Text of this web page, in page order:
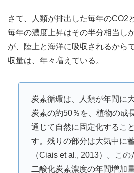
さて、人類が排出した毎年のCO2
毎年の濃度上昇はその半分相当し
が、陸上と海洋に吸収されるから
収量は、年々増えている。
炭素循環は、人類が年間に
炭素の約50％を、植物の成
通じて自然に固定化するこ
す。残りの部分は大気中に
（Ciais et al., 2013）。こ
二酸化炭素濃度の年間増加